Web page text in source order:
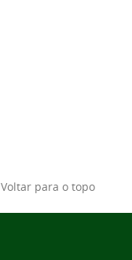
Voltar para o topo